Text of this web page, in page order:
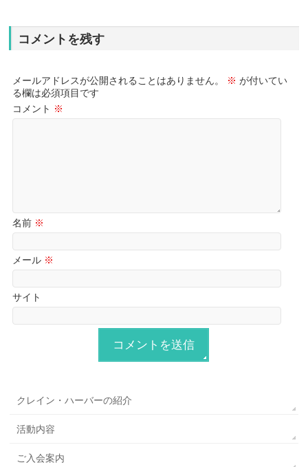
コメントを残す
メールアドレスが公開されることはありません。 ※ が付いてい
る欄は必須項目です
コメント ※
名前 ※
メール ※
サイト
クレイン・ハーバーの紹介
活動内容
ご入会案内